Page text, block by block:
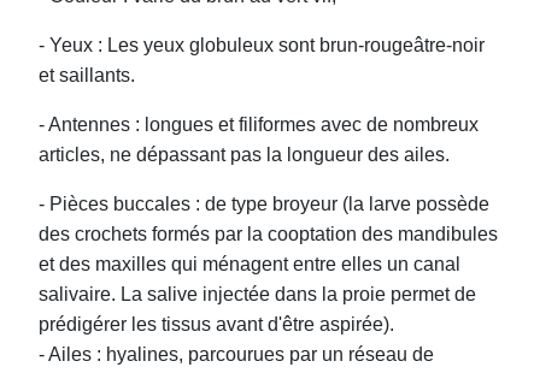
- Yeux : Les yeux globuleux sont brun-rougeâtre-noir
et saillants.
- Antennes : longues et filiformes avec de nombreux
articles, ne dépassant pas la longueur des ailes.
- Pièces buccales : de type broyeur (la larve possède
des crochets formés par la cooptation des mandibules
et des maxilles qui ménagent entre elles un canal
salivaire. La salive injectée dans la proie permet de
prédigérer les tissus avant d'être aspirée).
- Ailes : hyalines, parcourues par un réseau de